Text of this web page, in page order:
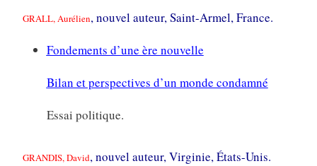
GRALL, Aurélien, nouvel auteur, Saint-Armel, France.
Fondements d’une ère nouvelle
Bilan et perspectives d’un monde condamné
Essai politique.
GRANDIS, David, nouvel auteur, Virginie, États-Unis.